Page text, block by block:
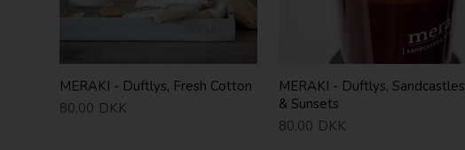
MERAKI - Duftlys, Fresh Cotton
80,00 DKK
MERAKI - Duftlys, Sandcastles
& Sunsets
80,00 DKK